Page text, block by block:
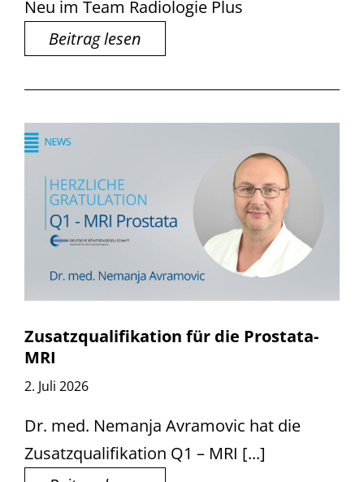
Neu im Team Radiologie Plus
Beitrag lesen
Zusatzqualifikation für die Prostata-
MRI
2. Juli 2026
Dr. med. Nemanja Avramovic hat die
Zusatzqualifikation Q1 – MRI [...]